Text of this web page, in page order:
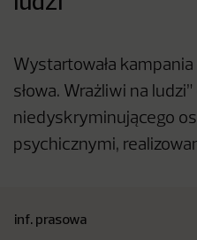
Wystartowała kampania
słowa. Wrażliwi na
niedyskryminującego
psychicznymi,
inf. prasowa